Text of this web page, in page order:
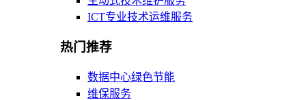
ICT专业技术运维服务
热门推荐
数据中心绿色节能
维保服务